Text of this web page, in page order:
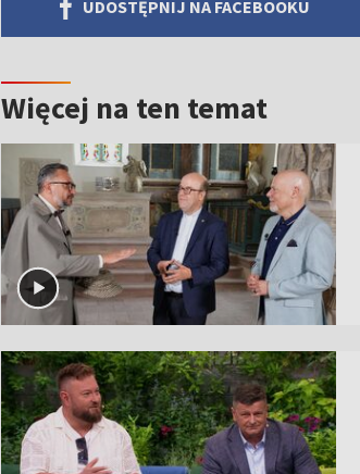
UDOSTĘPNIJ NA FACEBOOKU
Więcej na ten temat